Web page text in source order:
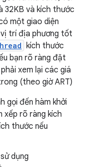
32KB và kích thước
một giao diện
trí địa phương tốt
kích thước
bạn rõ ràng đặt
xem lại các giá
(theo giờ ART)
gọi đến hàm khởi
xếp rõ ràng kích
thước nếu
dụng